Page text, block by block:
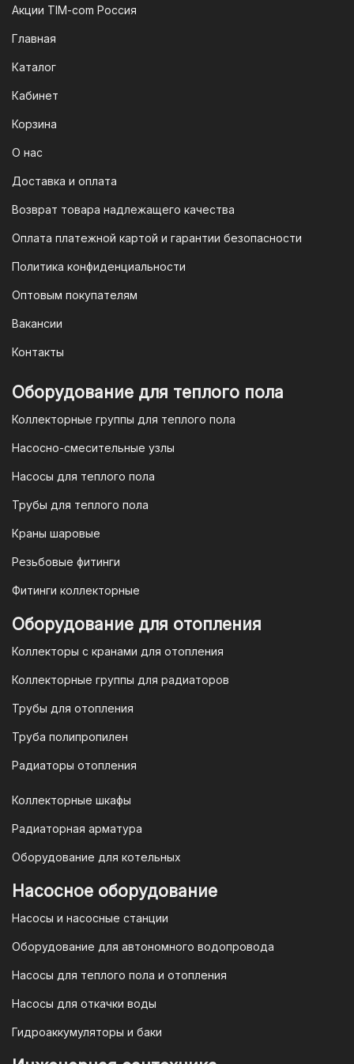
платежей (СПБ)
Мы следим за современными
систему быстрых платежей (СПБ).
предоставлен QR-код. Просто
доступен для большинства российских
3. Оплата по QR-коду
— это QR-код. После оформления
заказа мы предоставим вам
уникальный QR-код, который можно
приложении вашего банка. Это быстро,
удобно и безопасно.
юридических лиц
Для наших корпоративных клиентов
мы предлагаем безналичную оплату по
выставим вам счет, который можно
оплатить в течение 3 рабочих дней.
организаций и ИП необходимо
связаться с оптовым отделом
электронную почту
opt@mail.ru
Гарантия и условия гарантии
магазине "TIM-com Россия" Вы можете
быть уверены в том, что мы действуем
в рамках действующего
Законодательства Российской
Федерации и Ваши права, как
отопительной техники (котлы, газовые
Акции TIM-com Россия
Главная
Каталог
Кабинет
Корзина
О нас
Доставка и оплата
Возврат товара надлежащего качества
Оплата платежной картой и гарантии безопасности
Политика конфиденциальности
Оптовым покупателям
Вакансии
Контакты
Оборудование для теплого пола
Коллекторные группы для теплого пола
Насосно-смесительные узлы
Насосы для теплого пола
Трубы для теплого пола
Краны шаровые
Резьбовые фитинги
Фитинги коллекторные
Оборудование для отопления
Коллекторы с кранами для отопления
Коллекторные группы для радиаторов
Трубы для отопления
Труба полипропилен
Радиаторы отопления
Коллекторные шкафы
Радиаторная арматура
Оборудование для котельных
Насосное оборудование
Насосы и насосные станции
Оборудование для автономного водопровода
Насосы для теплого пола и отопления
Насосы для откачки воды
Гидроаккумуляторы и баки